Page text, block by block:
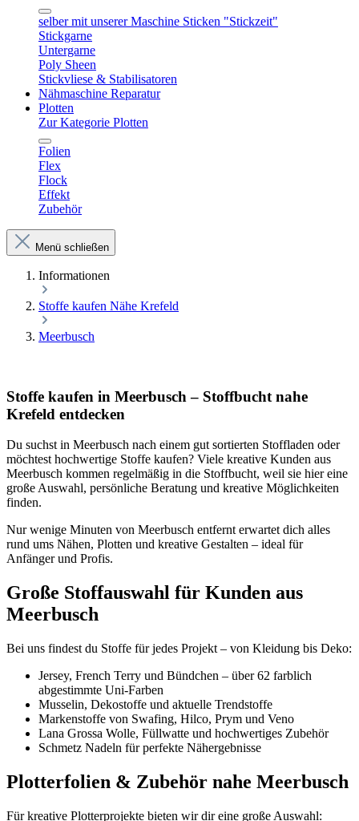
selber mit unserer Maschine Sticken "Stickzeit"
Stickgarne
Untergarne
Poly Sheen
Stickvliese & Stabilisatoren
Nähmaschine Reparatur
Plotten
Zur Kategorie Plotten
Folien
Flex
Flock
Effekt
Zubehör
Menü schließen
Informationen
Stoffe kaufen Nähe Krefeld
Meerbusch
Stoffe kaufen in Meerbusch – Stoffbucht nahe
Krefeld entdecken
Du suchst in Meerbusch nach einem gut sortierten Stoffladen oder
möchtest hochwertige Stoffe kaufen? Viele kreative Kunden aus
Meerbusch kommen regelmäßig in die Stoffbucht, weil sie hier eine
große Auswahl, persönliche Beratung und kreative Möglichkeiten
finden.
Nur wenige Minuten von Meerbusch entfernt erwartet dich alles
rund ums Nähen, Plotten und kreative Gestalten – ideal für
Anfänger und Profis.
Große Stoffauswahl für Kunden aus
Meerbusch
Bei uns findest du Stoffe für jedes Projekt – von Kleidung bis Deko:
Jersey, French Terry und Bündchen – über 62 farblich
abgestimmte Uni-Farben
Musselin, Dekostoffe und aktuelle Trendstoffe
Markenstoffe von Swafing, Hilco, Prym und Veno
Lana Grossa Wolle, Füllwatte und hochwertiges Zubehör
Schmetz Nadeln für perfekte Nähergebnisse
Plotterfolien & Zubehör nahe Meerbusch
Für kreative Plotterprojekte bieten wir dir eine große Auswahl: